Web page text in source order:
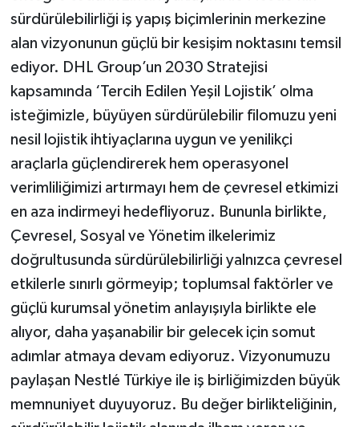
sürdürülebilirliği iş yapış biçimlerinin merkezine
alan vizyonunun güçlü bir kesişim noktasını temsil
ediyor. DHL Group’un 2030 Stratejisi
kapsamında ‘Tercih Edilen Yeşil Lojistik’ olma
isteğimizle, büyüyen sürdürülebilir filomuzu yeni
nesil lojistik ihtiyaçlarına uygun ve yenilikçi
araçlarla güçlendirerek hem operasyonel
verimliliğimizi artırmayı hem de çevresel etkimizi
en aza indirmeyi hedefliyoruz. Bununla birlikte,
Çevresel, Sosyal ve Yönetim ilkelerimiz
doğrultusunda sürdürülebilirliği yalnızca çevresel
etkilerle sınırlı görmeyip; toplumsal faktörler ve
güçlü kurumsal yönetim anlayışıyla birlikte ele
alıyor, daha yaşanabilir bir gelecek için somut
adımlar atmaya devam ediyoruz. Vizyonumuzu
paylaşan Nestlé Türkiye ile iş birliğimizden büyük
memnuniyet duyuyoruz. Bu değer birlikteliğinin,